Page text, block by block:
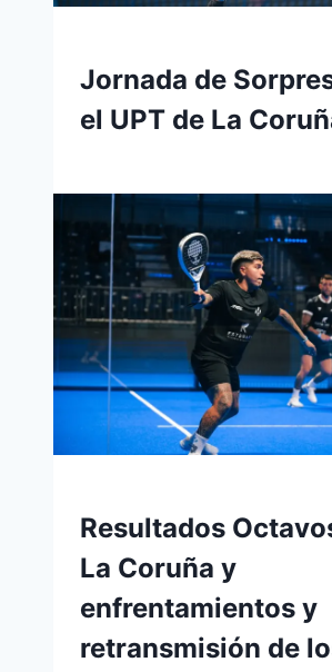
Jornada de
el UPT de La
Resultados
La Coruña y
enfrentamientos y
retransmisión de